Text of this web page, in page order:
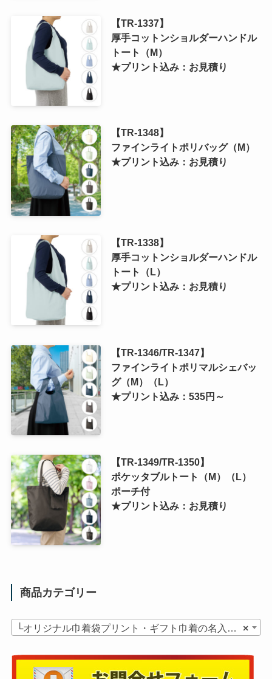
【TR-1337】
厚手コットンショルダーハンドル
トート（M）
★プリント込み：お見積り
【TR-1348】
ファインライトポリバッグ（M）
★プリント込み：お見積り
【TR-1338】
厚手コットンショルダーハンドル
トート（L）
★プリント込み：お見積り
【TR-1346/TR-1347】
ファインライトポリマルシェバッ
グ（M）（L）
★プリント込み：535円～
【TR-1349/TR-1350】
ポケッタブルトート（M）（L）
ポーチ付
★プリント込み：お見積り
商品カテゴリー
×
└オリジナル巾着袋プリント・ギフト巾着の名入れ・ラッピング・ショッパー・ノベルティ